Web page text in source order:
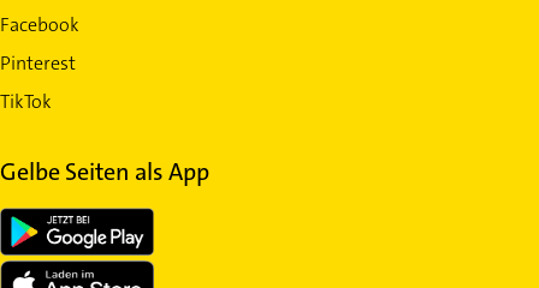
Facebook
Pinterest
TikTok
Gelbe Seiten als App